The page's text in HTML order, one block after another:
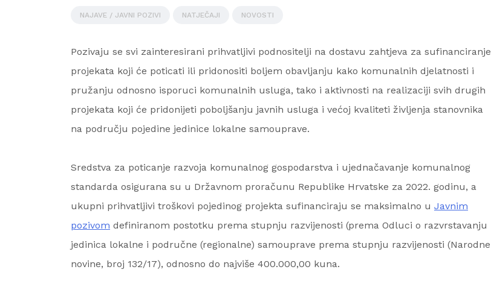
NAJAVE / JAVNI POZIVI NATJEČAJI NOVOSTI
Pozivaju se svi zainteresirani prihvatljivi podnositelji na dostavu zahtjeva za sufinanciranje
projekata koji će poticati ili pridonositi boljem obavljanju kako komunalnih djelatnosti i
pružanju odnosno isporuci komunalnih usluga, tako i aktivnosti na realizaciji svih drugih
projekata koji će pridonijeti poboljšanju javnih usluga i većoj kvaliteti življenja stanovnika
na području pojedine jedinice lokalne samouprave.
Sredstva za poticanje razvoja komunalnog gospodarstva i ujednačavanje komunalnog
standarda osigurana su u Državnom proračunu Republike Hrvatske za 2022. godinu, a
ukupni prihvatljivi troškovi pojedinog projekta sufinanciraju se maksimalno u Javnim
pozivom definiranom postotku prema stupnju razvijenosti (prema Odluci o razvrstavanju
jedinica lokalne i područne (regionalne) samouprave prema stupnju razvijenosti (Narodne
novine, broj 132/17), odnosno do najviše 400.000,00 kuna.